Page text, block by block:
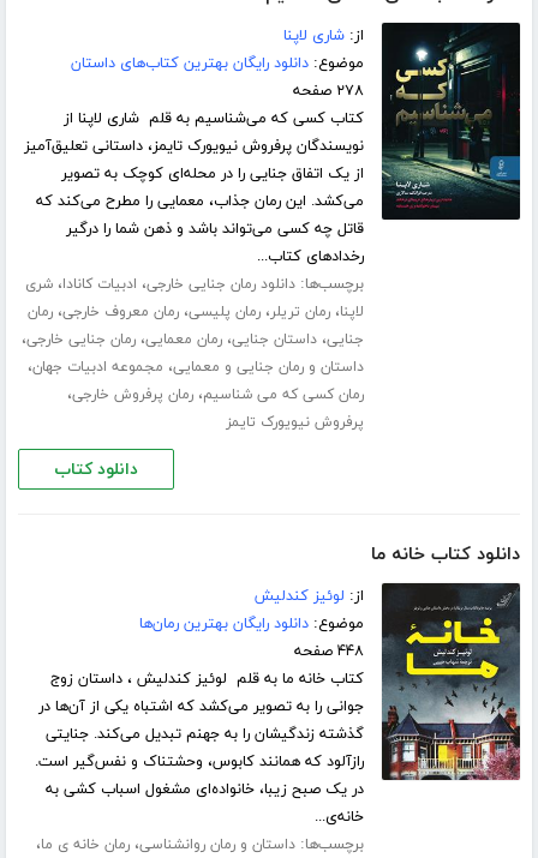
از:شاری لاپنا
موضوع:دانلود رایگان بهترین کتاب‌های داستان
۲۷۸ صفحه
کتاب کسی که می‌شناسیم به قلم شاری لاپنا از
نویسندگان پرفروش نیویورک تایمز، داستانی تعلیق‌آمیز
از یک اتفاق جنایی را در محله‌ای کوچک به تصویر
می‌کشد. این رمان جذاب، معمایی را مطرح می‌کند که
قاتل چه کسی می‌تواند باشد و ذهن شما را درگیر
رخدادهای کتاب...
برچسب‌ها:دانلود رمان جنایی خارجی، ادبیات کانادا،شری
لاپنا،رمان تریلر،رمان پلیسی،رمان معروف خارجی،رمان
جنایی،داستان جنایی،رمان معمایی،رمان جنایی خارجی،
داستان و رمان جنایی و معمایی، مجموعه ادبیات جهان،
رمان کسی که می شناسیم،رمان پرفروش خارجی،
پرفروش نیویورک تایمز
دانلود کتاب
دانلود کتاب خانه ما
از: لوئیز کندلیش
موضوع:دانلود رایگان بهترین رمان‌ها
۴۴۸ صفحه
کتاب خانه ما به قلم لوئیز کندلیش ، داستان زوج
جوانی را به تصویر می‌کشد که اشتباه یکی از آن‌ها در
گذشته زندگیشان را به جهنم تبدیل می‌کند. جنایتی
رازآلود که همانند کابوس، وحشتناک و نفس‌گیر است.
در یک صبح زیبا، خانواده‌ای مشغول اسباب کشی به
خانه‌ی...
برچسب‌ها:داستان و رمان روانشناسی،رمان خانه ی ما،